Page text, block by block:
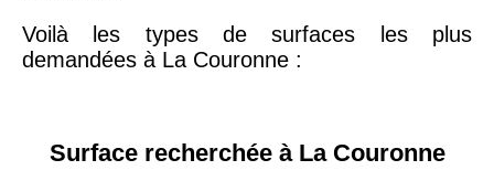
Voilà les types de surfaces les plus
demandées à La Couronne :
Surface recherchée à La Couronne